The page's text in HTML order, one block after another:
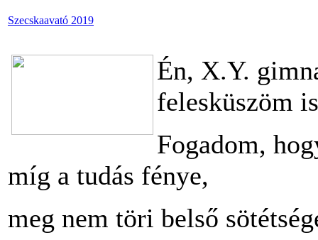
Szecskaavató 2019
Én, X.Y.
felesküszöm
Fogadom,
míg a tudás fénye,
meg nem töri belső